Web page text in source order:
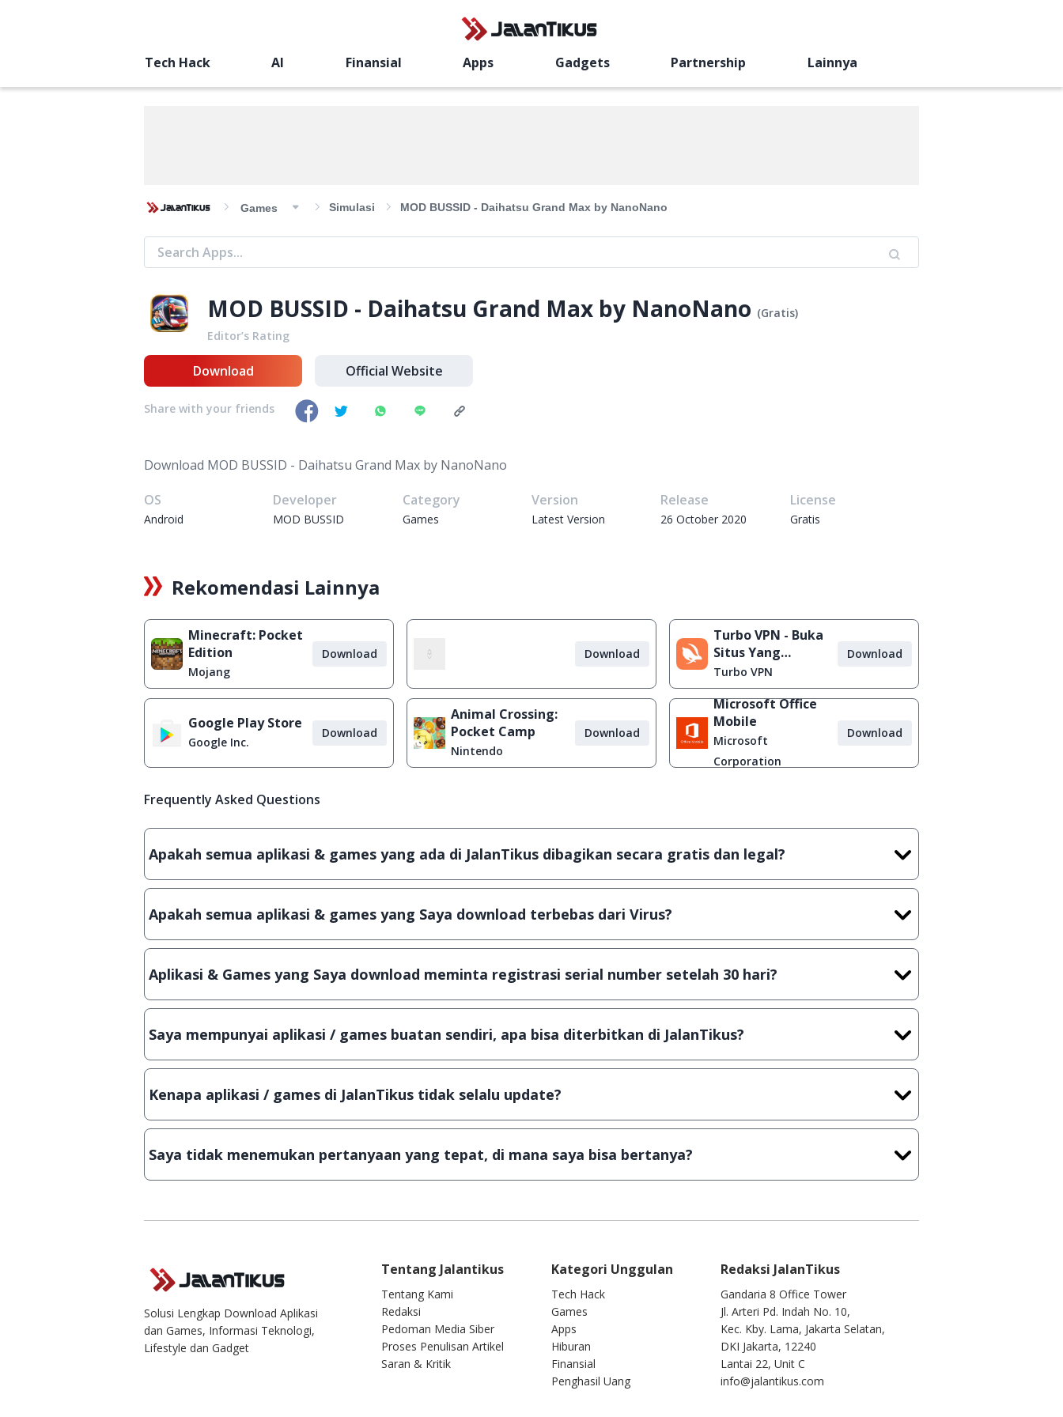
Tech Hack AI Finansial Apps Gadgets Partnership Lainnya
Games Simulasi MOD BUSSID - Daihatsu Grand Max by NanoNano
MOD BUSSID - Daihatsu Grand Max by NanoNano (Gratis)
Editor’s Rating
Download MOD BUSSID - Daihatsu Grand Max by NanoNano
OS
Android
Developer
MOD BUSSID
Category
Games
Version
Latest Version
Release
26 October 2020
License
Gratis
Download Official Website
Share with your friends
Rekomendasi Lainnya
Minecraft: Pocket
Edition
Mojang
Download Download
Turbo VPN - Buka
Situs Yang
Diblokir
Turbo VPN
Download
Google Play Store
Google Inc.
Download
Animal Crossing:
Pocket Camp
Nintendo
Download
Microsoft Office
Mobile
Microsoft
Corporation
Download
Frequently Asked Questions
Apakah semua aplikasi & games yang ada di JalanTikus dibagikan secara gratis dan legal?
Ya, JalanTikus hanya membagikan aplikasi & games yang gratis (Freeware) dan legal, dalam artian tidak (bajakan) hasil crack,
Apakah semua aplikasi & games yang Saya download terbebas dari Virus?
Ya, JalanTikus selalu melakukan scanning dengan 3 jenis Antivirus (Kaspersky, AVG & Avast) sebelum menerbitkan suatu
Aplikasi & Games yang Saya download meminta registrasi serial number setelah 30 hari?
Meskipun dibagikan secara gratis, namun ada beberapa aplikasi & games yang dibagikan secara Shareware, dalam arti hanya
Saya mempunyai aplikasi / games buatan sendiri, apa bisa diterbitkan di JalanTikus?
Tentu saja bisa. Silahkan kirim email keinfo@jalantikus.comdengan menyertakan Nama Aplikasi/Games, Deskripsi serta
Kenapa aplikasi / games di JalanTikus tidak selalu update?
Demi menjaga kualitas aplikasi dan games yang ada di JalanTikus, hingga saat ini kita masih melakukan upload-download
Saya tidak menemukan pertanyaan yang tepat, di mana saya bisa bertanya?
Kami dengan senang hati menjawab setiap pertanyaan yang masuk. Kirim pertanyaan kamu keinfo@jalantikus.com
Solusi Lengkap Download Aplikasi
dan Games, Informasi Teknologi,
Lifestyle dan Gadget
Redaksi JalanTikus
Gandaria 8 Office Tower
Jl. Arteri Pd. Indah No. 10,
Kec. Kby. Lama, Jakarta Selatan,
DKI Jakarta, 12240
Lantai 22, Unit C
info@jalantikus.com
Tentang Jalantikus
Tentang Kami
Redaksi
Pedoman Media Siber
Proses Penulisan Artikel
Saran & Kritik
Kategori Unggulan
Tech Hack
Games
Apps
Hiburan
Finansial
Penghasil Uang